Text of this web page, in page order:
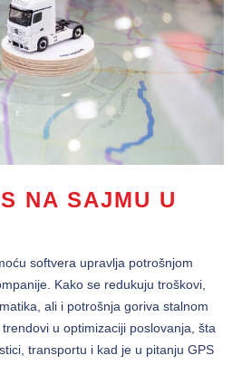
NA SAJMU U
softvera upravlja potrošnjom
Kako se redukuju troškovi,
ali i potrošnja goriva stalnom
u optimizaciji poslovanja, šta
transportu i kad je u pitanju GPS